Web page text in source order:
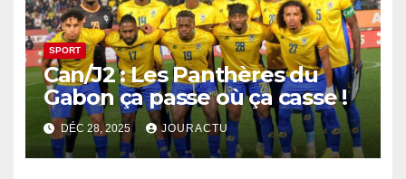
SPORT
Can/J2 : Les Panthères du
Gabon ça passe où ça casse !
DÉC 28, 2025 JOURACTU